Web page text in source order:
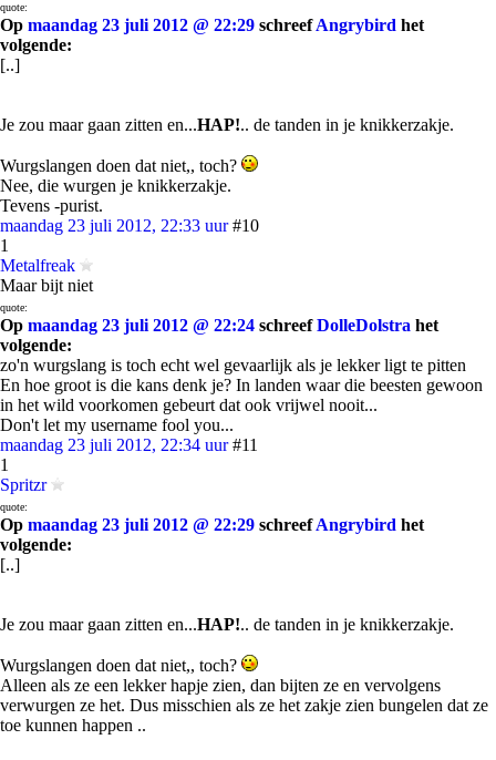
quote:
Op maandag 23 juli 2012 @ 22:29 schreefAngrybird het
volgende:
[..]
Je zou maar gaan zitten en...HAP!.. de tanden in je knikkerzakje.
Wurgslangen doen dat niet,, toch?
Nee, die wurgen je knikkerzakje.
Tevens -purist.
maandag 23 juli 2012, 22:33 uur #10
1
Metalfreak
Maar bijt niet
quote:
Op maandag 23 juli 2012 @ 22:24 schreefDolleDolstra het
volgende:
zo'n wurgslang is toch echt wel gevaarlijk als je lekker ligt te pitten
En hoe groot is die kans denk je? In landen waar die beesten gewoon
in het wild voorkomen gebeurt dat ook vrijwel nooit...
Don't let my username fool you...
maandag 23 juli 2012, 22:34 uur #11
1
Spritzr
quote:
Op maandag 23 juli 2012 @ 22:29 schreefAngrybird het
volgende:
[..]
Je zou maar gaan zitten en...HAP!.. de tanden in je knikkerzakje.
Wurgslangen doen dat niet,, toch?
Alleen als ze een lekker hapje zien, dan bijten ze en vervolgens
verwurgen ze het. Dus misschien als ze het zakje zien bungelen dat ze
toe kunnen happen ..